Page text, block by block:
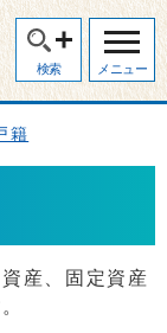
検索 メニュー
籍
産、固定資産